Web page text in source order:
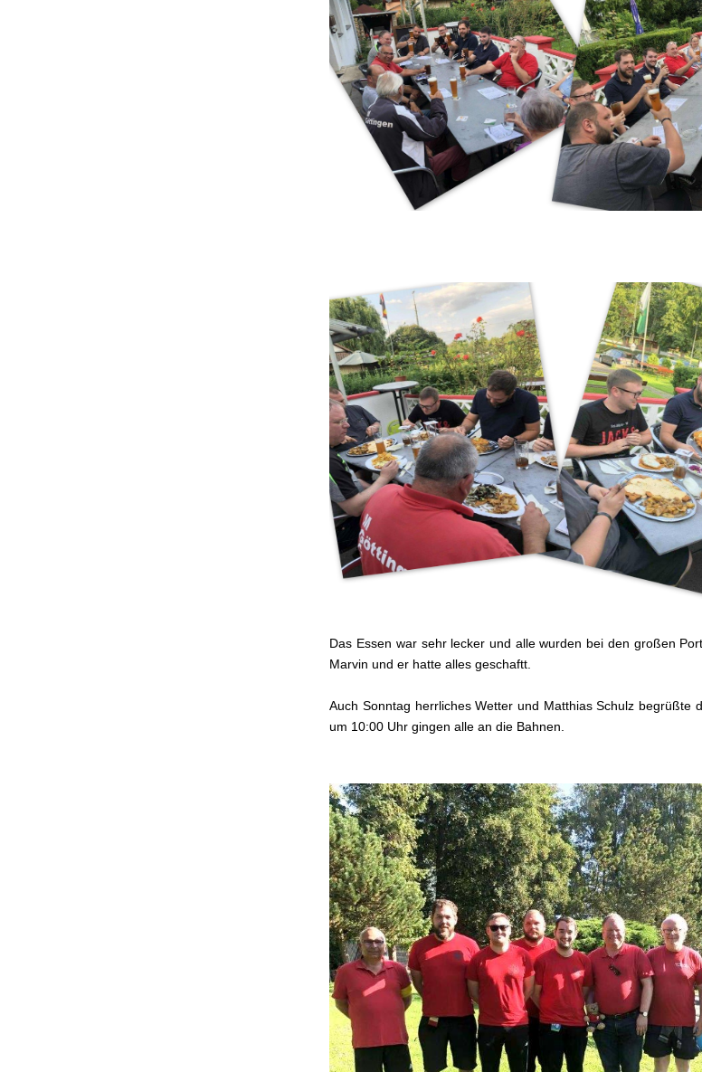
Das Essen war sehr lecker und alle wurden bei den großen
Marvin und er hatte alles geschaftt.
Auch Sonntag herrliches Wetter und Matthias Schulz begrüßte
um 10:00 Uhr gingen alle an die Bahnen.